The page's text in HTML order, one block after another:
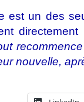
est un des
nouvelle,